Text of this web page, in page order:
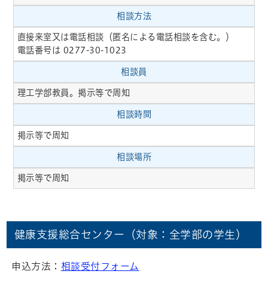
相談方法
直接来室又は電話相談（匿名による電話相談を含む。）
電話番号は 0277-30-1023
相談員
理工学部教員。掲示等で周知
相談時間
掲示等で周知
相談場所
掲示等で周知
健康支援総合センター（対象：全学部の学生）
申込方法： 相談受付フォーム